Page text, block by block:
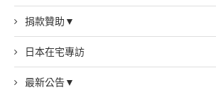
捐款贊助▼
日本在宅專訪
最新公告▼